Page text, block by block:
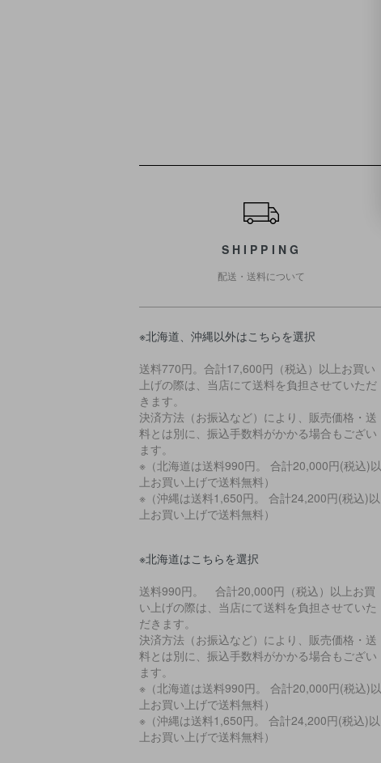
SHIPPING
配送・送料について
※北海道、沖縄以外はこちらを選択
送料770円。合計17,600円（税込）以上お買い
上げの際は、当店にて送料を負担させていただ
きます。
決済方法（お振込など）により、販売価格・送
料とは別に、振込手数料がかかる場合もござい
ます。
※（北海道は送料990円。 合計20,000円(税込)以
上お買い上げで送料無料）
※（沖縄は送料1,650円。 合計24,200円(税込)以
上お買い上げで送料無料）
※北海道はこちらを選択
送料990円。 合計20,000円（税込）以上お買
い上げの際は、当店にて送料を負担させていた
だきます。
決済方法（お振込など）により、販売価格・送
料とは別に、振込手数料がかかる場合もござい
ます。
※（北海道は送料990円。 合計20,000円(税込)以
上お買い上げで送料無料）
※（沖縄は送料1,650円。 合計24,200円(税込)以
上お買い上げで送料無料）